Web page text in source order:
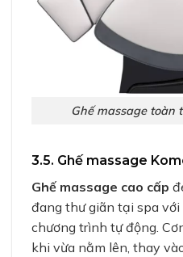
Ghế massage toàn
3.5. Ghế massage
Ghế massage cao cấp
đang thư giãn tại spa
chương trình tự động.
khi vừa nằm lên, thay